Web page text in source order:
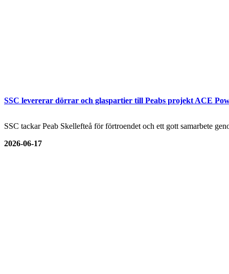
SSC levererar dörrar och glaspartier till Peabs projekt ACE
SSC tackar Peab Skellefteå för förtroendet och ett gott samarbete
2026-06-17